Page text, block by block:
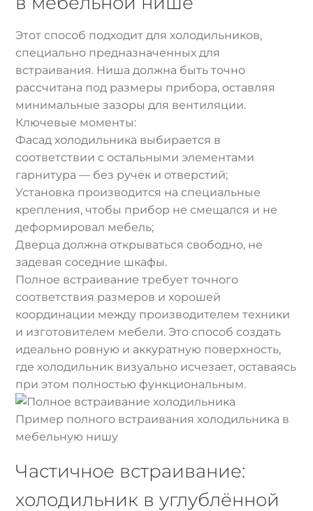
Этот способ подходит для холодильников,
специально предназначенных для
встраивания. Ниша должна быть точно
рассчитана под размеры прибора, оставляя
минимальные зазоры для вентиляции.
Ключевые моменты:
Фасад холодильника выбирается в
соответствии с остальными элементами
гарнитура — без ручек и отверстий;
Установка производится на специальные
крепления, чтобы прибор не смещался и не
деформировал мебель;
Дверца должна открываться свободно, не
задевая соседние шкафы.
Полное встраивание требует точного
соответствия размеров и хорошей
координации между производителем техники
и изготовителем мебели. Это способ создать
идеально ровную и аккуратную поверхность,
где холодильник визуально исчезает, оставаясь
при этом полностью функциональным.
Пример полного встраивания холодильника в
мебельную нишу
Частичное встраивание:
холодильник в углублённой